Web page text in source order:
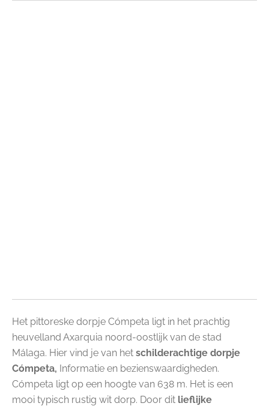
Het pittoreske dorpje Cómpeta ligt in het prachtig
heuvelland Axarquia noord-oostlijk van de stad
Málaga. Hier vind je van het schilderachtige dorpje
Cómpeta, Informatie en bezienswaardigheden.
Cómpeta ligt op een hoogte van 638 m. Het is een
mooi typisch rustig wit dorp. Door dit lieflijke